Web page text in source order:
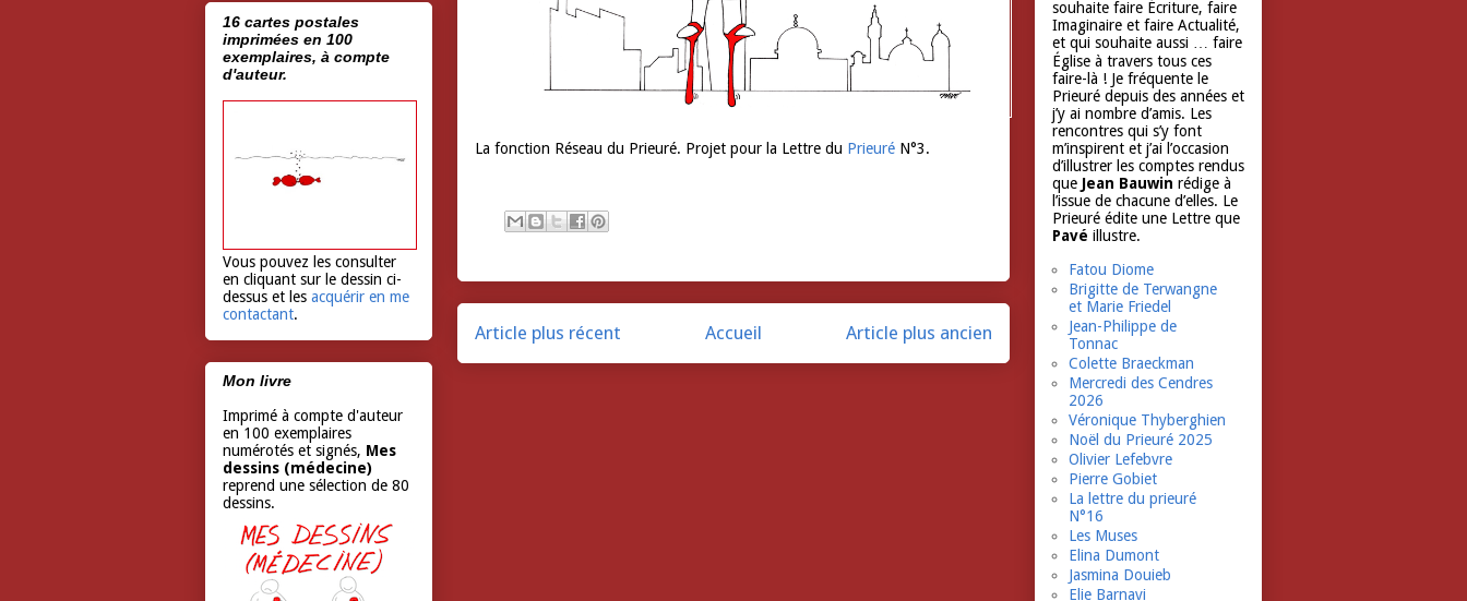
La fonction Réseau du Prieuré. Projet pour la Lettre du Prieuré N°3.
Article plus récent Article plus ancien
Accueil
16 cartes postales
imprimées en 100
exemplaires, à compte
d'auteur.
Vous pouvez les consulter
en cliquant sur le dessin ci-
dessus et les acquérir en me
contactant.
Mon livre
Imprimé à compte d'auteur
en 100 exemplaires
numérotés et signés, Mes
dessins (médecine)
reprend une sélection de 80
dessins.
souhaite faire Écriture, faire
Imaginaire et faire Actualité,
et qui souhaite aussi … faire
Église à travers tous ces
faire-là ! Je fréquente le
Prieuré depuis des années et
j’y ai nombre d’amis. Les
rencontres qui s’y font
m’inspirent et j’ai l’occasion
d’illustrer les comptes rendus
que Jean Bauwin rédige à
l’issue de chacune d’elles. Le
Prieuré édite une Lettre que
Pavé illustre.
Fatou Diome
Brigitte de Terwangne
et Marie Friedel
Jean-Philippe de
Tonnac
Colette Braeckman
Mercredi des Cendres
2026
Véronique Thyberghien
Noël du Prieuré 2025
Olivier Lefebvre
Pierre Gobiet
La lettre du prieuré
N°16
Les Muses
Elina Dumont
Jasmina Douieb
Elie Barnavi